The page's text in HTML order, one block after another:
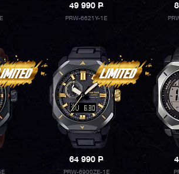
49 990P
PRW-6621Y-1E
64 990P
PRW-6900ZE-1E